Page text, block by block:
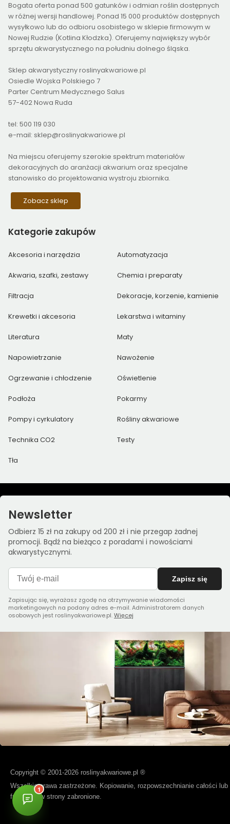
Bogata oferta ponad 500 gatunków i odmian roślin dostępnych
w różnej wersji handlowej. Ponad 15 000 produktów dostępnych
wysyłkowo lub do odbioru osobistego w sklepie firmowym w
Nowej Rudzie (Kotlina Kłodzka). Oferujemy największy wybór
sprzętu akwarystycznego na południu dolnego śląska.
Sklep akwarystyczny roslinyakwariowe.pl
Osiedle Wojska Polskiego 7
Parter Centrum Medycznego Salus
57-402 Nowa Ruda
tel: 500 119 030
e-mail: sklep@roslinyakwariowe.pl
Na miejscu oferujemy szerokie spektrum materiałów
dekoracyjnych do aranżacji akwarium oraz specjalne
stanowisko do projektowania wystroju zbiornika.
Zobacz sklep
Kategorie zakupów
Akcesoria i narzędzia Automatyzacja
Akwaria, szafki, zestawy Chemia i preparaty
Filtracja Dekoracje, korzenie, kamienie
Krewetki i akcesoria Lekarstwa i witaminy
Literatura Maty
Napowietrzanie Nawożenie
Ogrzewanie i chłodzenie Oświetlenie
Podłoża Pokarmy
Pompy i cyrkulatory Rośliny akwariowe
Technika CO2 Testy
Tła
Newsletter
Odbierz 15 zł na zakupy od 200 zł i nie przegap żadnej
promocji. Bądź na bieżąco z poradami i nowościami
akwarystycznymi.
Zapisz się
Zapisując się, wyrażasz zgodę na otrzymywanie wiadomości
marketingowych na podany adres e-mail. Administratorem danych
osobowych jest roslinyakwariowe.pl.Więcej
Copyright © 2001-2026 roslinyakwariowe.pl ®
Wszelkie prawa zastrzeżone. Kopiowanie, rozpowszechnianie całości lub
fragmentów strony zabronione.